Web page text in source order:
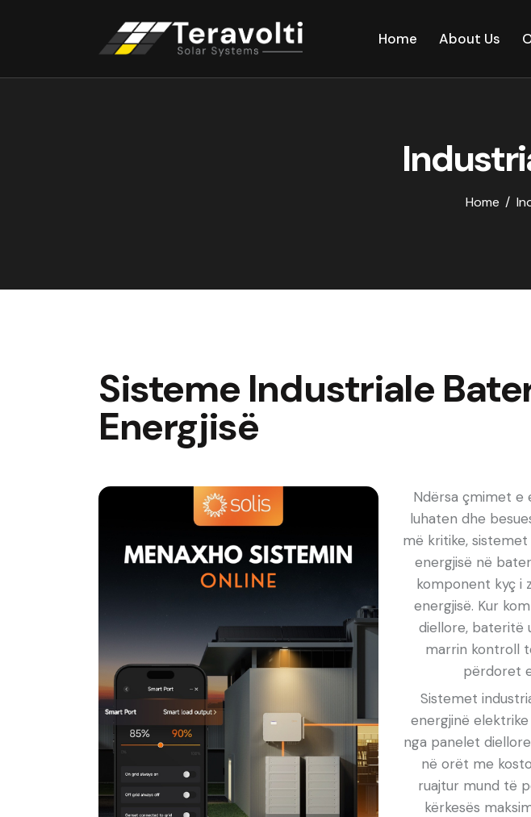
Home About Us
Home
Sisteme Industriale
Energjisë
Ndërsa çmimet e
luhaten dhe
më kritike,
energjisë në
komponent kyç i
energjisë. Kur
diellore, bateritë
marrin kontroll
përdoret
Sistemet
energjinë
nga panelet
në orët me
ruajtur mund të
kërkesës